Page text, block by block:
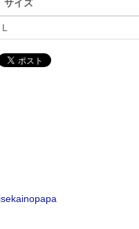
サイズ
L